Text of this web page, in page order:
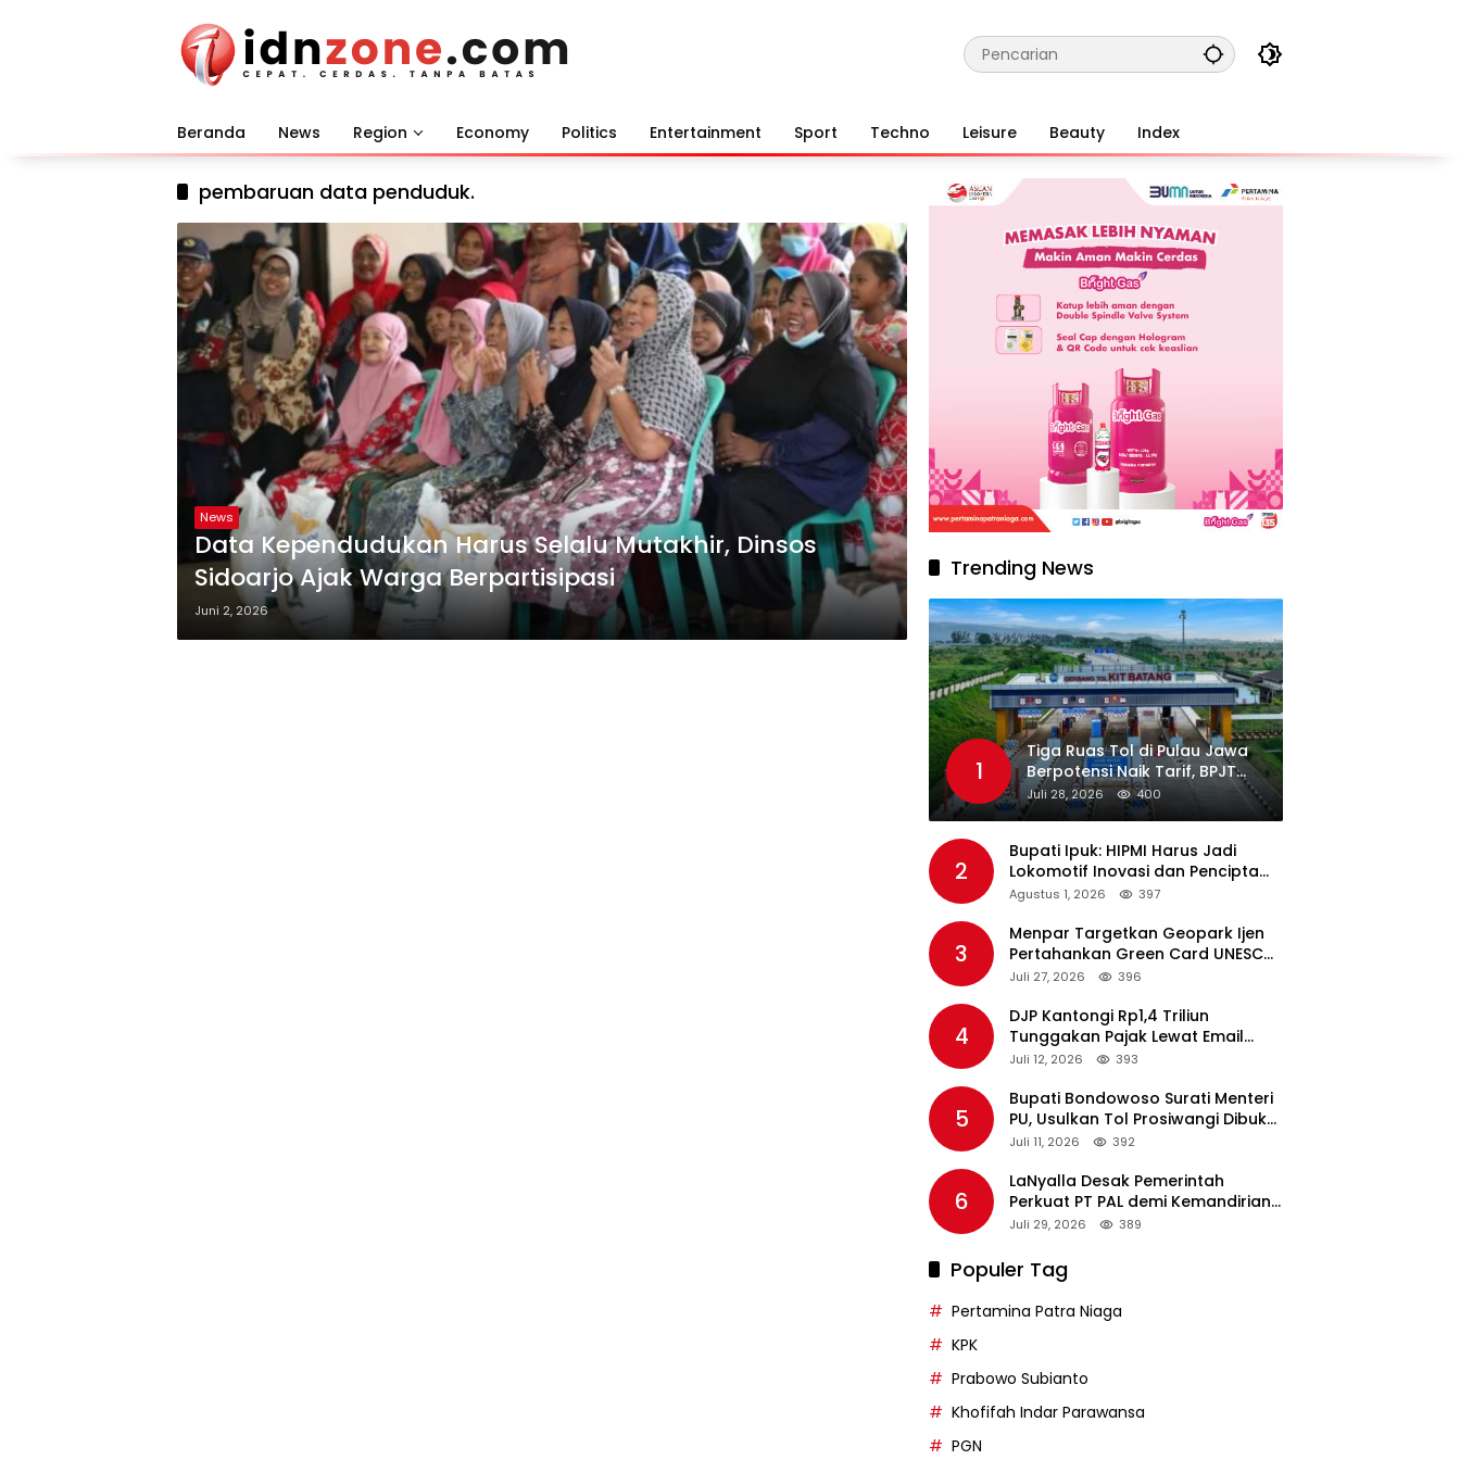
Beranda News Region Economy Politics Entertainment Sport Techno Leisure Beauty Index
pembaruan data penduduk.
News
Data Kependudukan Harus Selalu Mutakhir, Dinsos
Sidoarjo Ajak Warga Berpartisipasi
Juni 2, 2026
Trending News
1
Tiga Ruas Tol di Pulau Jawa
Berpotensi Naik Tarif, BPJT
Tunggu Hasil Evaluasi
Standar Pelayanan
Juli 28, 2026 400
2
Bupati Ipuk: HIPMI Harus Jadi
Lokomotif Inovasi dan Pencipta
Lapangan Kerja
Agustus 1, 2026 397
3
Menpar Targetkan Geopark Ijen
Pertahankan Green Card UNESCO
pada Revalidasi Agustus 2026
Juli 27, 2026 396
4
DJP Kantongi Rp1,4 Triliun
Tunggakan Pajak Lewat Email
Pengingat, Total Piutang Masih
Juli 12, 2026 393
5
Bupati Bondowoso Surati Menteri
PU, Usulkan Tol Prosiwangi Dibuka
Sementara
Juli 11, 2026 392
6
LaNyalla Desak Pemerintah
Perkuat PT PAL demi Kemandirian
Industri Pertahanan Maritim
Juli 29, 2026 389
Populer Tag
Pertamina Patra Niaga
KPK
Prabowo Subianto
Khofifah Indar Parawansa
PGN